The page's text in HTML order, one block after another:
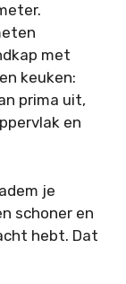
met
keuken:
prima uit,
en
je
schoner en
hebt. Dat